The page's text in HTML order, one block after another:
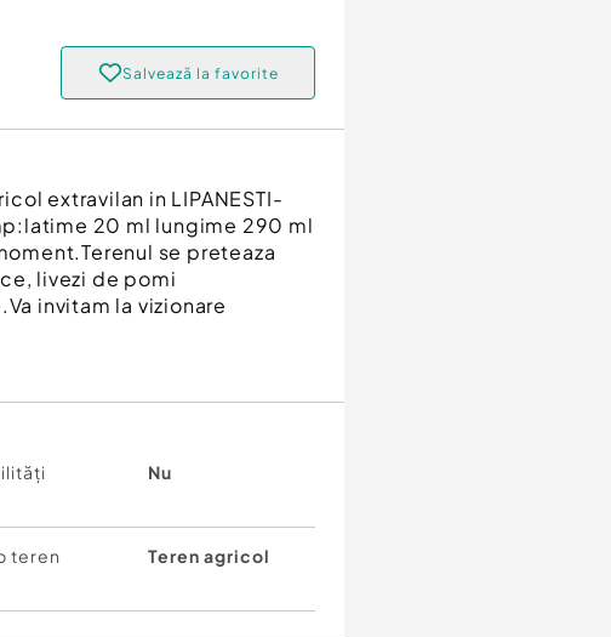
Salvează la favorite
extravilan in LIPANESTI-
20 ml lungime 290 ml
se preteaza
livezi de pomi
invitam la vizionare
Nu
teren Teren agricol